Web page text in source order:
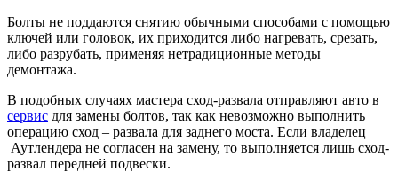
Болты не поддаются снятию обычными способами с помощью
ключей или головок, их приходится либо нагревать, срезать,
либо разрубать, применяя нетрадиционные методы
демонтажа.
В подобных случаях мастера сход-развала отправляют авто в
сервис для замены болтов, так как невозможно выполнить
операцию сход – развала для заднего моста. Если владелец
Аутлендера не согласен на замену, то выполняется лишь сход-
развал передней подвески.